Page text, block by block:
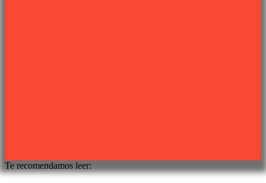
Te recomendamos leer: